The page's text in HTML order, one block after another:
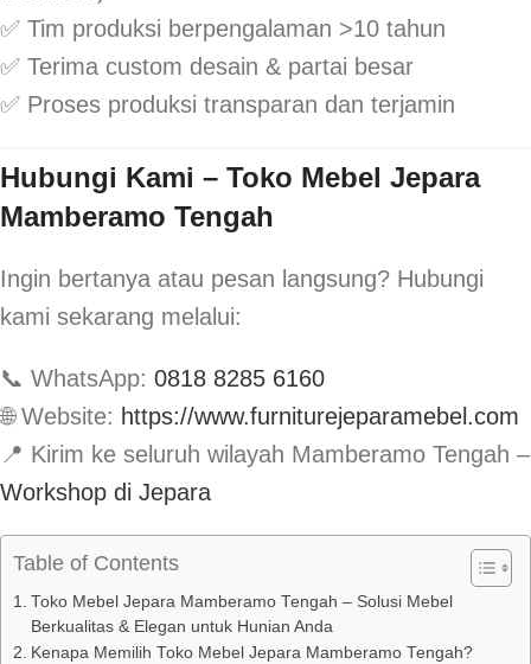
✅ Tim produksi berpengalaman >10 tahun
✅ Terima custom desain & partai besar
✅ Proses produksi transparan dan terjamin
Hubungi Kami – Toko Mebel Jepara
Mamberamo Tengah
Ingin bertanya atau pesan langsung? Hubungi
kami sekarang melalui:
📞 WhatsApp: 0818 8285 6160
🌐 Website: https://www.furniturejeparamebel.com
📍 Kirim ke seluruh wilayah Mamberamo Tengah –
Workshop di Jepara
Table of Contents
Toko Mebel Jepara Mamberamo Tengah – Solusi Mebel
Berkualitas & Elegan untuk Hunian Anda
Kenapa Memilih Toko Mebel Jepara Mamberamo Tengah?